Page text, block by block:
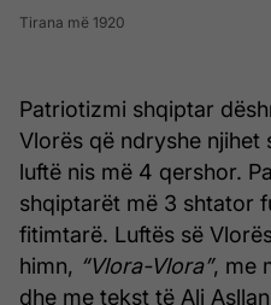
Tirana më 1920
Patriotizmi shqiptar
Vlorës që ndryshe njihet
luftë nis më 4 qershor.
shqiptarët më 3 shtator
fitimtarë. Luftës së
himn, “Vlora-Vlora”, me
dhe me tekst të Ali